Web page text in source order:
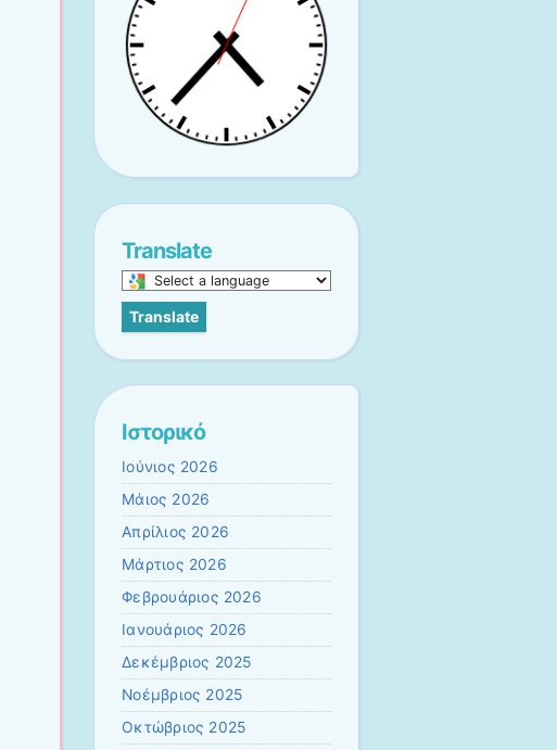
Translate
Select
a
language
page
Translate
Ιστορικό
Ιούνιος 2026
Μάιος 2026
Απρίλιος 2026
Μάρτιος 2026
Φεβρουάριος 2026
Ιανουάριος 2026
Δεκέμβριος 2025
Νοέμβριος 2025
Οκτώβριος 2025